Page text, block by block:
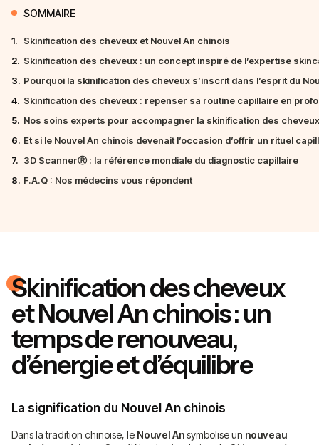
SOMMAIRE
1.
Skinification des cheveux et Nouvel An chinois
2. Skinification des cheveux : un concept inspiré de l’expertise
3. Pourquoi la skinification des cheveux s’inscrit dans l’esprit du
4. Skinification des cheveux : repenser sa routine capillaire en
5. Nos soins experts pour accompagner la skinification des cheveux
6. Et si le Nouvel An chinois devenait l’occasion d’offrir un rituel
7. 3D ScannerⓇ : la référence mondiale du diagnostic capillaire
8. F.A.Q : Nos médecins vous répondent
Skinification des cheveux
et Nouvel An chinois : un
temps de renouveau,
d’énergie et d’équilibre
La signification du Nouvel An chinois
Dans la tradition chinoise, le Nouvel Ansymbolise un nouveau